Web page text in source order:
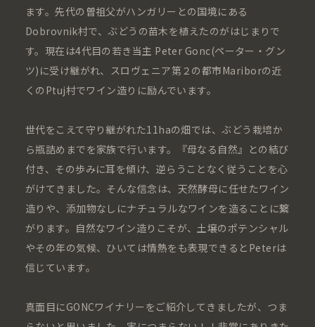
ます。先代の曽祖父がハンガリーとの国境にある
Dobrovnik村で、ぶどうの苗木を植えたのがはじまりで
す。現在は4代目の若き当主 Peter Gonc(ペーター・グン
ツ)に受け継がれ、スロヴェニア第２の都市Mariborの近
くのPtuj村でワイン造りに励んでいます。
世代をこえて守り継がれた11haの畑では、ぶどう栽培か
ら瓶詰めまでを家族で行います。『母なる自然』との結び
付き、その歩みに耳を傾け、逆らうことなく従うことを心
がけてきました。そんな信念は、天然酵母に任せたワイン
造りや、添加物なしにナチュラルなワインを造ることに繋
がります。自然なワイン造りこそが、土壌のポテンシャル
やその年の気候、ひいては情熱をも表現できるとPeterは
信じています。
真面目にGONCワイナリーをご紹介してきましたが、つま